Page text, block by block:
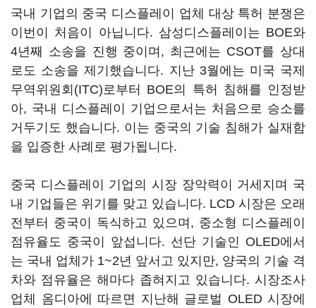
국내 기업의 중국 디스플레이 업체 대상 특허 분쟁은
이번이 처음이 아닙니다. 삼성디스플레이는 BOE와
4년째 소송을 진행 중이며, 최근에는 CSOT를 상대
로도 소송을 제기했습니다. 지난 3월에는 미국 국제
무역위원회(ITC)로부터 BOE의 특허 침해를 인정받
아, 국내 디스플레이 기업으로서는 처음으로 승소를
거두기도 했습니다. 이는 중국의 기술 침해가 실재함
을 입증한 사례로 평가됩니다.
중국 디스플레이 기업의 시장 장악력이 거세지며 국
내 기업들은 위기를 맞고 있습니다. LCD 시장은 오래
전부터 중국이 독식하고 있으며, 중소형 디스플레이
점유율도 중국이 앞섭니다. 선단 기술인 OLED에서
는 국내 업체가 1~2년 앞서고 있지만, 양국의 기술 격
차와 점유율은 해마다 좁혀지고 있습니다. 시장조사
업체 옴디아에 따르면 지난해 글로벌 OLED 시장에